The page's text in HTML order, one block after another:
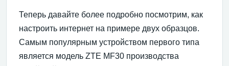
Теперь давайте более подробно посмотрим, как
настроить интернет на примере двух образцов.
Самым популярным устройством первого типа
является модель ZTE MF30 производства